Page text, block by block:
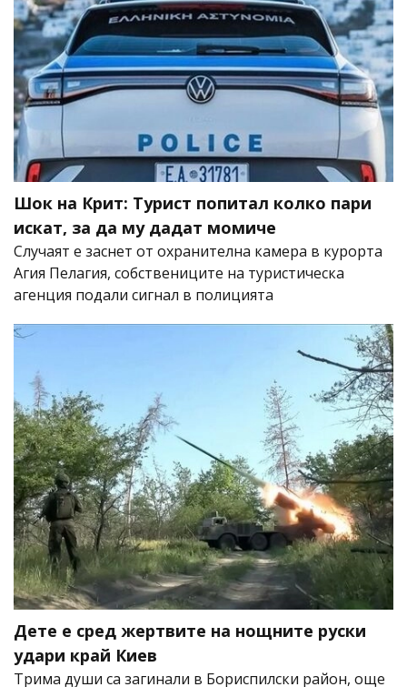
Шок на Крит: Турист попитал колко пари
искат, за да му дадат момиче
Случаят е заснет от охранителна камера в курорта
Агия Пелагия, собствениците на туристическа
агенция подали сигнал в полицията
Дете е сред жертвите на нощните руски
удари край Киев
Трима души са загинали в Бориспилски район, още